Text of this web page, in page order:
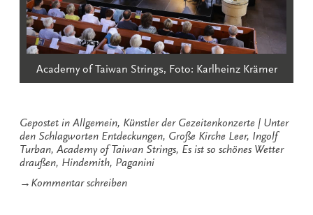
Academy of Taiwan Strings, Foto: Karlheinz Krämer
Gepostet in Allgemein, Künstler der Gezeitenkonzerte
Unter
den Schlagworten Entdeckungen, Große Kirche Leer, Ingolf
Turban, Academy of Taiwan Strings, Es ist so schönes Wetter
draußen, Hindemith, Paganini
→ Kommentar schreibenzu